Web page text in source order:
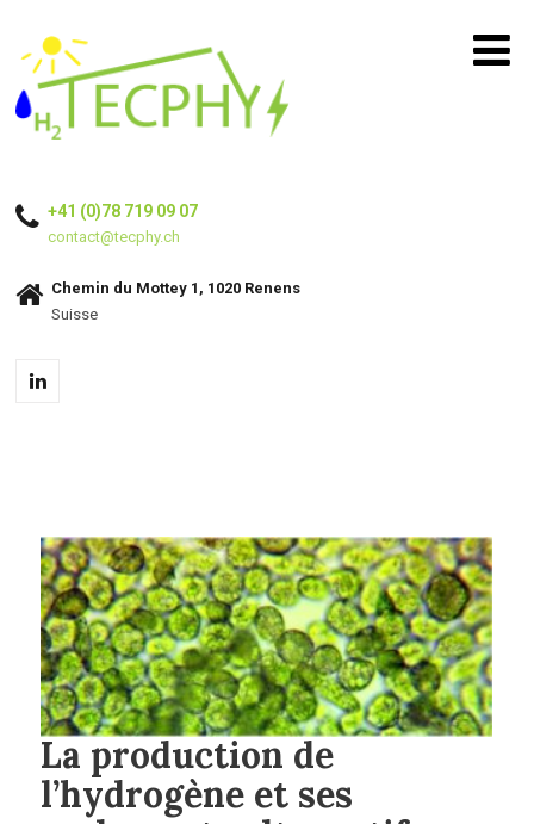
+41 (0)78 719 09 07
contact@tecphy.ch
Chemin du Mottey 1, 1020 Renens
Suisse
La production de
l’hydrogène et ses